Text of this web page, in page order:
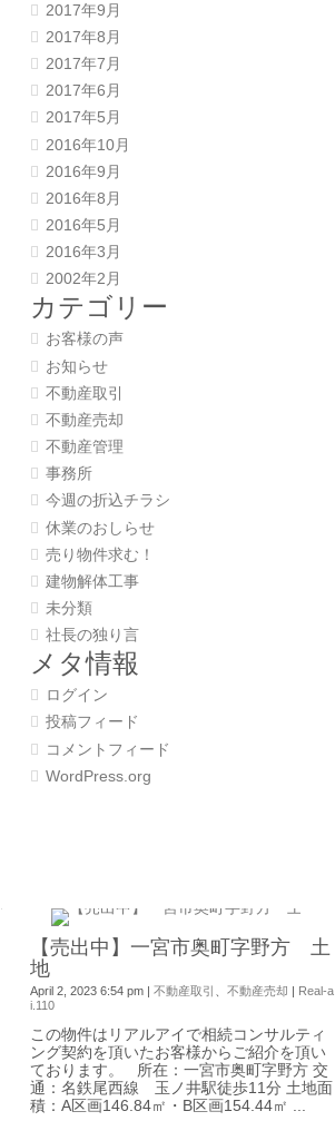
2017年9月
2017年8月
2017年7月
2017年6月
2017年5月
2016年10月
2016年9月
2016年8月
2016年5月
2016年3月
2002年2月
カテゴリー
お客様の声
お知らせ
不動産取引
不動産売却
不動産管理
事務所
今週の折込チラシ
休業のおしらせ
売り物件求む！
建物解体工事
未分類
社長の独り言
メタ情報
ログイン
投稿フィード
コメントフィード
WordPress.org
【売出中】一宮市奥町字野方 土
地
April 2, 2023 6:54 pm| 不動産取引 不動産売却 | Real-a
i.110
この物件はリアルアイで相続コンサルティ
ング契約を頂いたお客様からご紹介を頂い
ております。 所在：一宮市奥町字野方 交
通：名鉄尾西線 玉ノ井駅徒歩11分 土地面
積：A区画146.84㎡・B区画154.44㎡ ...